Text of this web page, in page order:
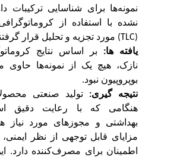
نمونه‌ها برای شناسایی ترکیبات
‌نشده با استفاده از
(
TLC) مورد تجزیه و تحلیل قرار
یافته ها: بر اساس نتایج
نازک، هیچ یک از نمونه‌ها حاوی
بوپروپیون نبود.
نتیجه گیری: تولید صنعتی
هنگامی که با رعایت دقیق
بهداشتی و مجوزهای مورد نیاز
مزایای قابل توجهی از نظر
اطمینان برای مصرف‌کننده دارد.